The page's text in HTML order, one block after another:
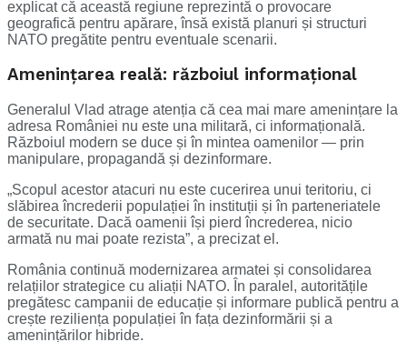
explicat că această regiune reprezintă o provocare
geografică pentru apărare, însă există planuri și structuri
NATO pregătite pentru eventuale scenarii.
Amenințarea reală: războiul informațional
Generalul Vlad atrage atenția că cea mai mare amenințare la
adresa României nu este una militară, ci informațională.
Războiul modern se duce și în mintea oamenilor — prin
manipulare, propagandă și dezinformare.
„Scopul acestor atacuri nu este cucerirea unui teritoriu, ci
slăbirea încrederii populației în instituții și în parteneriatele
de securitate. Dacă oamenii își pierd încrederea, nicio
armată nu mai poate rezista”, a precizat el.
România continuă modernizarea armatei și consolidarea
relațiilor strategice cu aliații NATO. În paralel, autoritățile
pregătesc campanii de educație și informare publică pentru a
crește reziliența populației în fața dezinformării și a
amenințărilor hibride.